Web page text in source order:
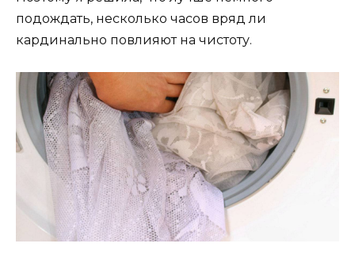
подождать, несколько часов вряд ли
кардинально повлияют на чистоту.